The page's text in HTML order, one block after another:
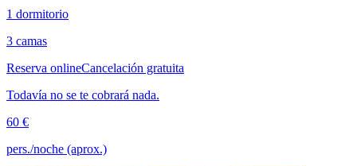
1 dormitorio
3 camas
Reserva onlineCancelación gratuita
Todavía no se te cobrará nada.
60 €
pers./noche (aprox.)